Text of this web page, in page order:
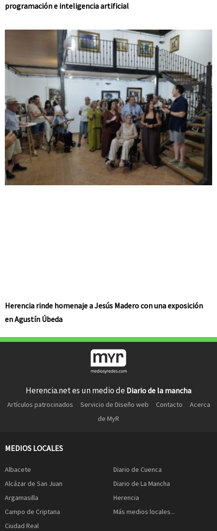
programación e inteligencia artificial
Herencia rinde homenaje a Jesús Madero con una exposición
en Agustín Úbeda
Herencia.net es un medio de Diario de la mancha
Artículos patrocinados Servicio de Diseño web Contacto
Acerca
de MyR
MEDIOS LOCALES
Albacete
Alcázar de San Juan
Argamasilla
Campo de Criptana
Ciudad Real
Diario de Cuenca
Diario de La Mancha
Herencia
Más medios locales...